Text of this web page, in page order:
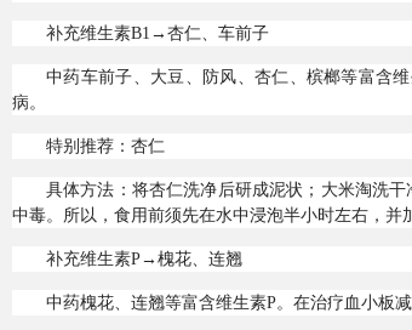
补充维生素B1→杏仁、车前子
中药车前子、大豆、防风、杏仁、槟榔等富含
病。
特别推荐：杏仁
具体方法：将杏仁洗净后研成泥状；大米淘洗
中毒。所以，食用前须先在水中浸泡半小时左右，并
补充维生素P→槐花、连翘
中药槐花、连翘等富含维生素P。在治疗血小板